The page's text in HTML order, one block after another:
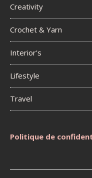
Creativity
Crochet & Yarn
Interior's
Lifestyle
Travel
Politique de